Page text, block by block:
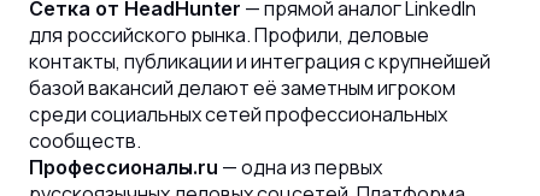
Сетка от HeadHunter — прямой аналог LinkedIn
для российского рынка. Профили, деловые
контакты, публикации и интеграция с крупнейшей
базой вакансий делают её заметным игроком
среди социальных сетей профессиональных
сообществ.
Профессионалы.ru — одна из первых